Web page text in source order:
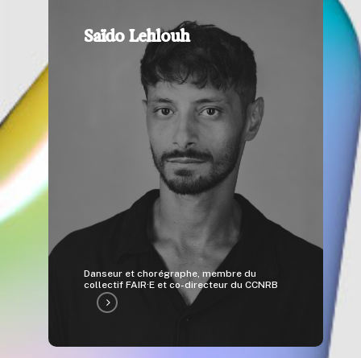
Saïdo Lehlouh
Danseur et chorégraphe, membre du
collectif FAIR·E et co-directeur du CCNRB